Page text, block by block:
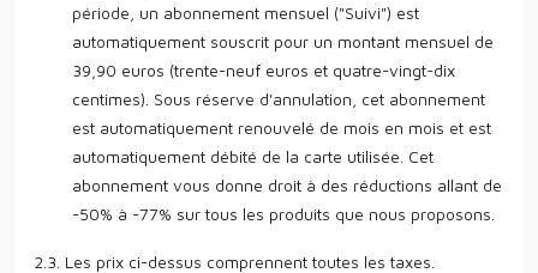
période, un abonnement mensuel ("Suivi") est
automatiquement souscrit pour un montant mensuel de
39,90 euros (trente-neuf euros et quatre-vingt-dix
centimes). Sous réserve d'annulation, cet abonnement
est automatiquement renouvelé de mois en mois et est
automatiquement débité de la carte utilisée. Cet
abonnement vous donne droit à des réductions allant de
-50% à -77% sur tous les produits que nous proposons.
2.3. Les prix ci-dessus comprennent toutes les taxes.